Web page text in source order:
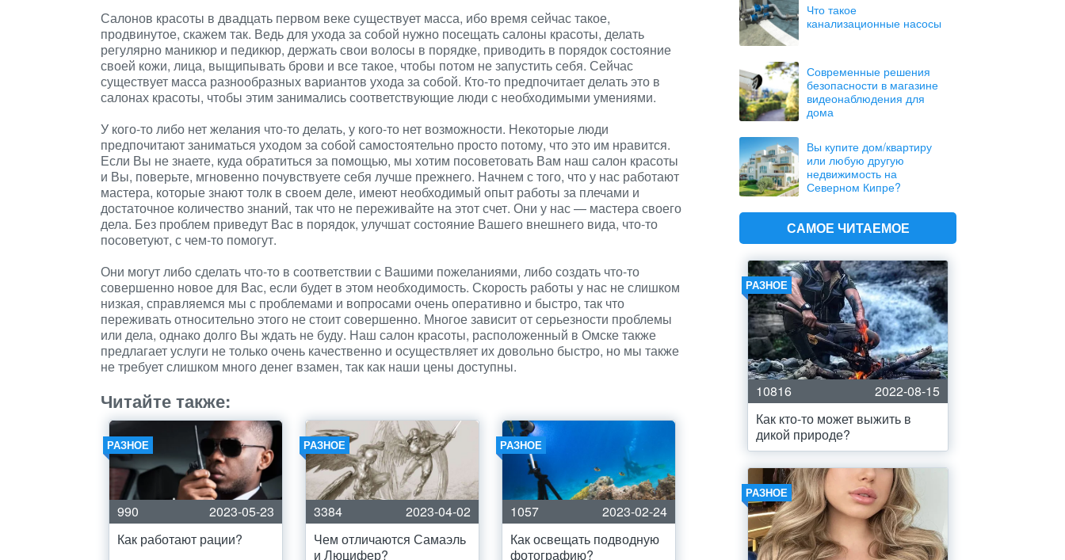
Салонов красоты в двадцать первом веке существует масса, ибо время сейчас такое,
продвинутое, скажем так. Ведь для ухода за собой нужно посещать салоны красоты, делать
регулярно маникюр и педикюр, держать свои волосы в порядке, приводить в порядок состояние
своей кожи, лица, выщипывать брови и все такое, чтобы потом не запустить себя. Сейчас
существует масса разнообразных вариантов ухода за собой. Кто-то предпочитает делать это в
салонах красоты, чтобы этим занимались соответствующие люди с необходимыми умениями.
У кого-то либо нет желания что-то делать, у кого-то нет возможности. Некоторые люди
предпочитают заниматься уходом за собой самостоятельно просто потому, что это им нравится.
Если Вы не знаете, куда обратиться за помощью, мы хотим посоветовать Вам наш салон красоты
и Вы, поверьте, мгновенно почувствуете себя лучше прежнего. Начнем с того, что у нас работают
мастера, которые знают толк в своем деле, имеют необходимый опыт работы за плечами и
достаточное количество знаний, так что не переживайте на этот счет. Они у нас — мастера своего
дела. Без проблем приведут Вас в порядок, улучшат состояние Вашего внешнего вида, что-то
посоветуют, с чем-то помогут.
Они могут либо сделать что-то в соответствии с Вашими пожеланиями, либо создать что-то
совершенно новое для Вас, если будет в этом необходимость. Скорость работы у нас не слишком
низкая, справляемся мы с проблемами и вопросами очень оперативно и быстро, так что
переживать относительно этого не стоит совершенно. Многое зависит от серьезности проблемы
или дела, однако долго Вы ждать не буду. Наш салон красоты, расположенный в Омске также
предлагает услуги не только очень качественно и осуществляет их довольно быстро, но мы также
не требует слишком много денег взамен, так как наши цены доступны.
Читайте также:
РАЗНОЕ
990
2023-05-23
Как работают рации?
РАЗНОЕ
3384
2023-04-02
Чем отличаются Самаэль
и Люцифер?
РАЗНОЕ
1057
2023-02-24
Как освещать подводную
фотографию?
Что такое
канализационные насосы
Современные решения
безопасности в магазине
видеонаблюдения для
дома
Вы купите дом/квартиру
или любую другую
недвижимость на
Северном Кипре?
САМОЕ ЧИТАЕМОЕ
РАЗНОЕ
10816
2022-08-15
Как кто-то может выжить в
дикой природе?
РАЗНОЕ